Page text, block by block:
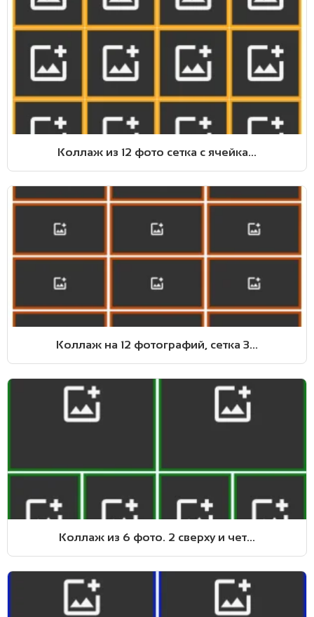
Коллаж из 12 фото сетка с ячейка...
Коллаж на 12 фотографий, сетка 3...
Коллаж из 6 фото. 2 сверху и чет...